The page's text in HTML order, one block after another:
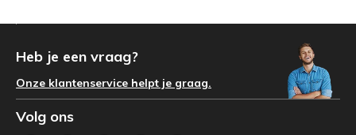
Heb je een vraag?
Onze klantenservice helpt je graag.
Volg ons